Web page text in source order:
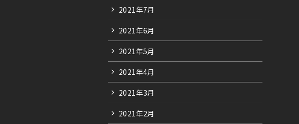
2021年7月
2021年6月
2021年5月
2021年4月
2021年3月
2021年2月